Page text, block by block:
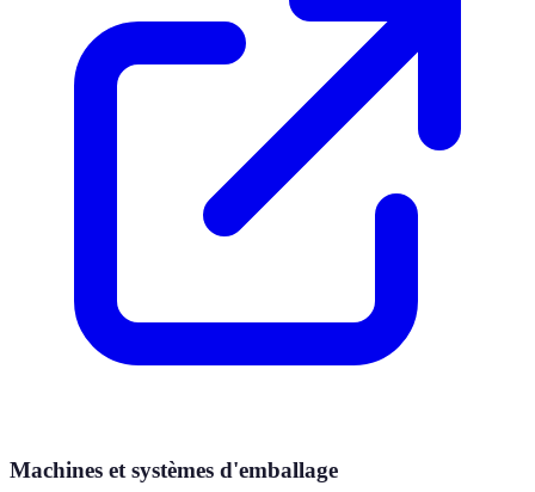
Machines et systèmes d'emballage